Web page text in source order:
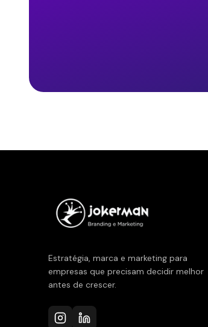
Estratégia, marca e marketing para
empresas que precisam decidir melhor
antes de crescer.